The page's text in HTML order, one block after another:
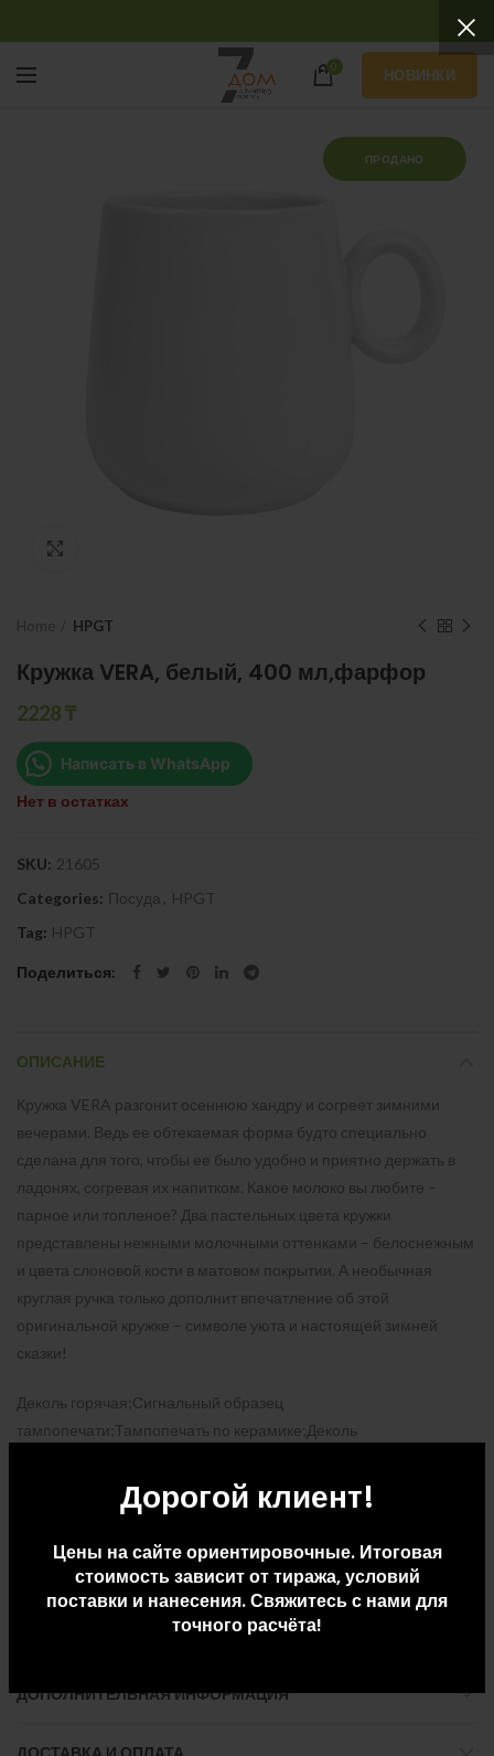
Дорогой клиент!
Цены на сайте ориентировочные. Итоговая
стоимость зависит от тиража, условий
поставки и нанесения. Свяжитесь с нами для
точного расчёта!
0 НОВИНКИ
ПРОДАНО
HPGT
Кружка VERA, белый, 400 мл,фарфор
2228₸
Написать в WhatsApp
Нет в остатках
SKU: 21605
Categories: Посуда
HPGT
Tag: HPGT
Поделиться
ОПИСАНИЕ
Кружка VERA разгонит осеннюю хандру и согреет зимними
вечерами. Ведь ее обтекаемая форма будто специально
сделана для того, чтобы ее было удобно и приятно держать в
ладонях, согревая их напитком. Какое молоко вы любите –
парное или топленое? Два пастельных цвета кружки
представлены нежными молочными оттенками – белоснежным
и цвета слоновой кости в матовом покрытии. А необычная
круглая ручка только дополнит впечатление об этой
оригинальной кружке – символе уюта и настоящей зимней
сказки!
Деколь горячая;Сигнальный образец
тампопечати;Тампопечать по керамике;Деколь
Количество в упаковке: 36
Размер упаковки: Д 41,5 x Ш 31 x В 35,5
Вес упаковки: 13
ДОПОЛНИТЕЛЬНАЯ ИНФОРМАЦИЯ